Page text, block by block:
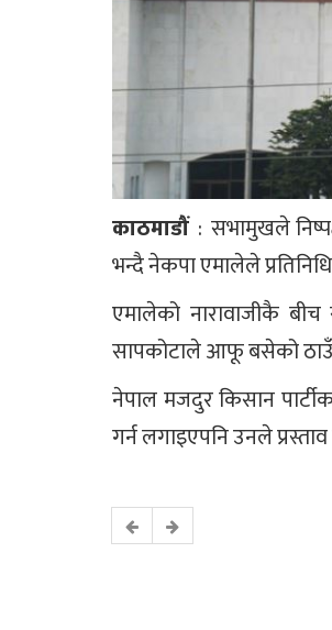
काठमाडौं: सभामुखले
भन्दै नेकपा एमालेले
एमालेको नारावाजीकै
सापकोटाले आफू बसेको
नेपाल मजदुर किसान
गर्न लगाइएपनि उनले